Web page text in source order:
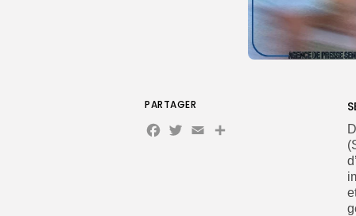
PARTAGER
Facebook
Twitter
Email